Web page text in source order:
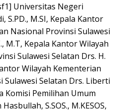
Universitas Negeri
S.PD., M.SI, Kepala Kantor
Nasional Provinsi Sulawesi
M.T, Kepala Kantor Wilayah
Sulawesi Selatan Drs. H.
Wilayah Kementerian
Sulawesi Selatan Drs. Liberti
Komisi Pemilihan Umum
S.SOS., M.KESOS,